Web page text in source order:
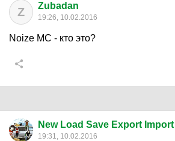
Z Zubadan
19:26, 10.02.2016
Noize МС - кто это?
New Load Save Export Import
19:31, 10.02.2016